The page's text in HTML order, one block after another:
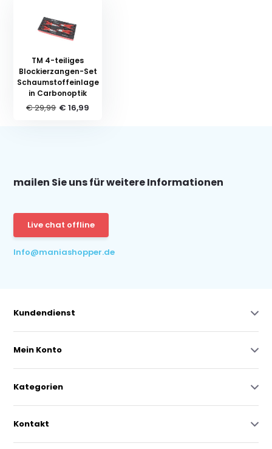
TM 4-teiliges
Blockierzangen-Set
Schaumstoffeinlage
in Carbonoptik
€ 29,99 € 16,99
mailen Sie uns für weitere Informationen
Live chat offline
Info@maniashopper.de
Kundendienst
Mein Konto
Kategorien
Kontakt